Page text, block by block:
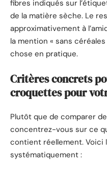
fibres indiqués sur
de la matière sèche. Le
approximativement à
la mention « sans
chose en pratique.
Critères concrets
croquettes pour
Plutôt que de comparer
concentrez-vous sur ce
contient réellement. Voici
systématiquement :